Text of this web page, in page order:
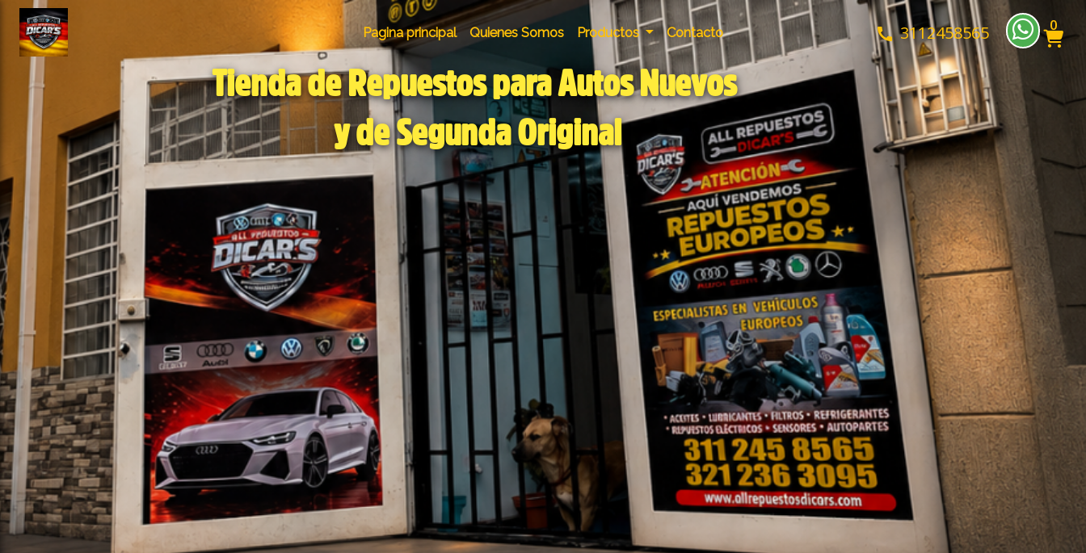
slideout menu. Pagina principal Quienes Somos Productos Contacto 3112458565 0
Tienda de Repuestos para Autos Nuevos
y de Segunda Original